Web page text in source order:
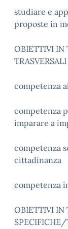
studiare e
proposte in
OBIETTIVI IN
TRASVERSALI
competenza
competenza
imparare a
competenza
cittadinanza
competenza
OBIETTIVI IN